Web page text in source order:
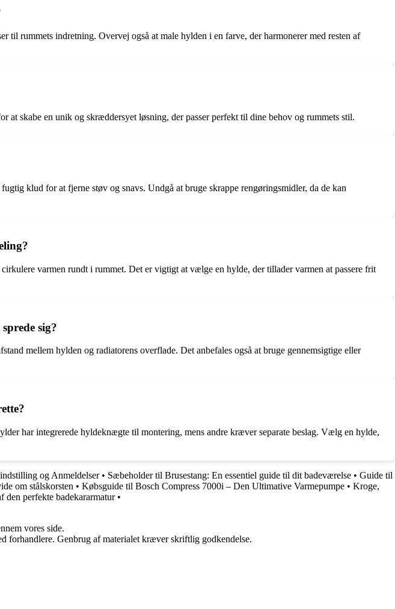
til rummets indretning. Overvej også at male hylden i en farve, der harmonerer med resten af
skabe en unik og skræddersyet løsning, der passer perfekt til dine behov og rummets stil.
klud for at fjerne støv og snavs. Undgå at bruge skrappe rengøringsmidler, da de kan
varmen rundt i rummet. Det er vigtigt at vælge en hylde, der tillader varmen at passere frit
sig?
mellem hylden og radiatorens overflade. Det anbefales også at bruge gennemsigtige eller
har integrerede hyldeknægte til montering, mens andre kræver separate beslag. Vælg en hylde,
og Anmeldelser• Sæbeholder til Brusestang: En essentiel guide til dit badeværelse • Guide til
om stålskorsten • Købsguide til Bosch Compress 7000i – Den Ultimative Varmepumpe • Kroge,
den perfekte badekararmatur•
vores side.
forhandlere. Genbrug af materialet kræver skriftlig godkendelse.